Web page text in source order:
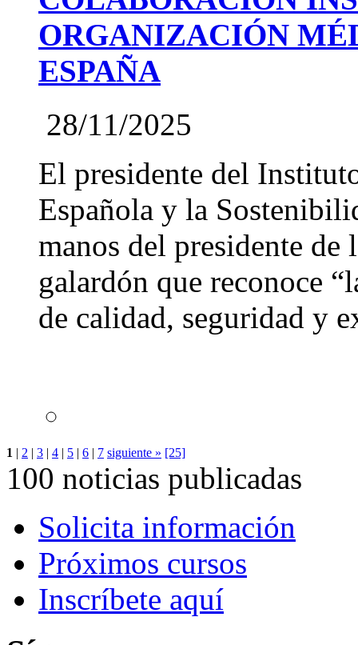
ORGANIZACIÓN
ESPAÑA
28/11/2025
El presidente del
Española y la
manos del presidente de
galardón que reconoce
de calidad, seguridad y
1 | 2 | 3 | 4 | 5 | 6 | 7 siguiente » [25]
100 noticias publicadas
Solicita información
Próximos cursos
Inscríbete aquí